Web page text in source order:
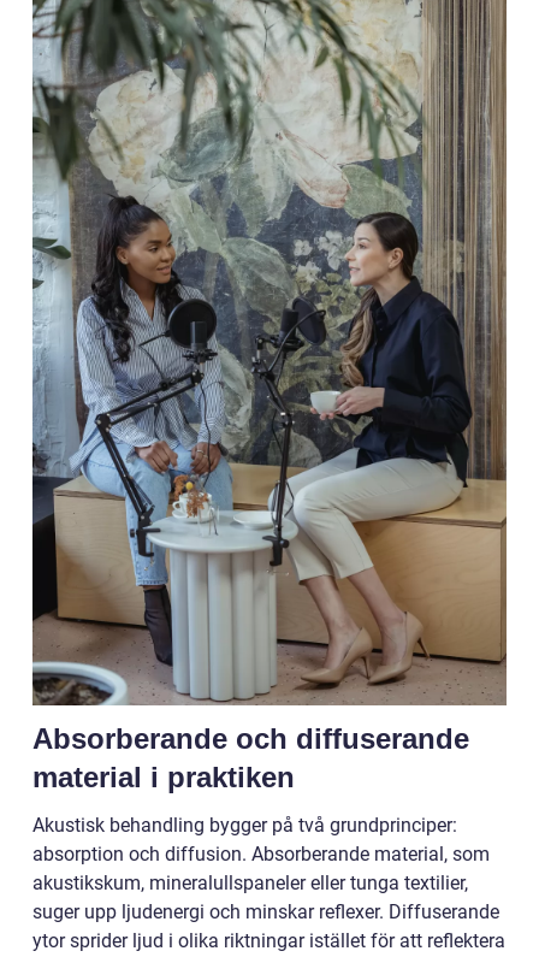
Absorberande och diffuserande
material i praktiken
Akustisk behandling bygger på två grundprinciper:
absorption och diffusion. Absorberande material, som
akustikskum, mineralullspaneler eller tunga textilier,
suger upp ljudenergi och minskar reflexer. Diffuserande
ytor sprider ljud i olika riktningar istället för att reflektera